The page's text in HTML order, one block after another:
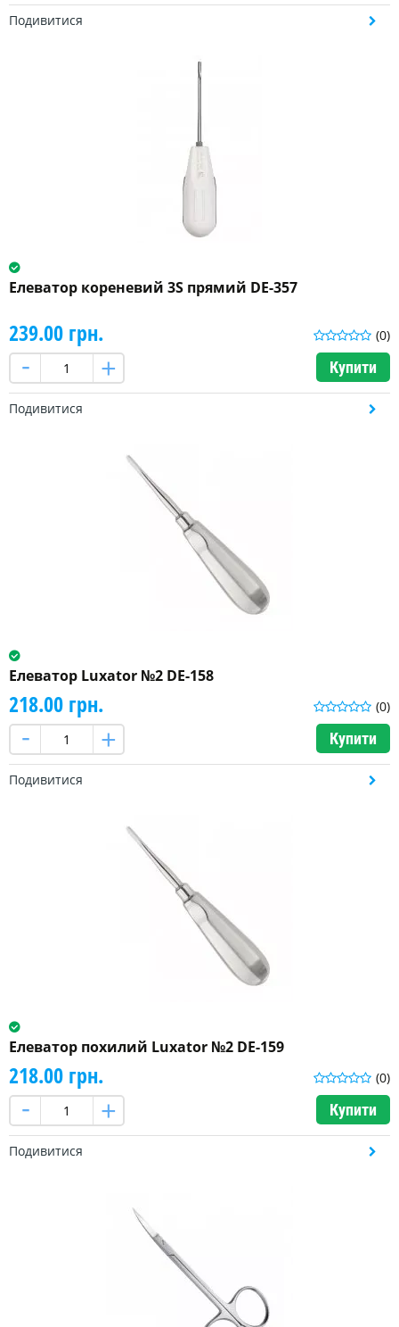
Подивитися
Елеватор кореневий 3S прямий DE-357
(0)
239.00 грн.
Купити
Подивитися
Елеватор Luxator №2 DE-158
(0)
218.00 грн.
Купити
Подивитися
Елеватор похилий Luxator №2 DE-159
(0)
218.00 грн.
Купити
Подивитися